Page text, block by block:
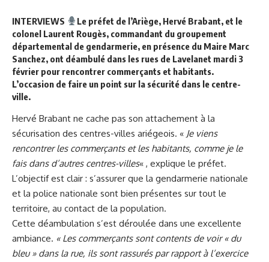
INTERVIEWS
Le préfet de l’Ariège, Hervé Brabant, et le
colonel Laurent Rougès, commandant du groupement
départemental de gendarmerie, en présence du Maire Marc
Sanchez, ont déambulé dans les rues de Lavelanet mardi 3
février pour rencontrer commerçants et habitants.
L’occasion de faire un point sur la sécurité dans le centre-
ville.
Hervé Brabant ne cache pas son attachement à la
sécurisation des centres-villes ariégeois. « Je viens
rencontrer les commerçants et les habitants, comme je le
fais dans d’autres centres-villes« , explique le préfet.
L’objectif est clair : s’assurer que la gendarmerie nationale
et la police nationale sont bien présentes sur tout le
territoire, au contact de la population.
Cette déambulation s’est déroulée dans une excellente
ambiance. « Les commerçants sont contents de voir « du
bleu » dans la rue, ils sont rassurés par rapport à l’exercice